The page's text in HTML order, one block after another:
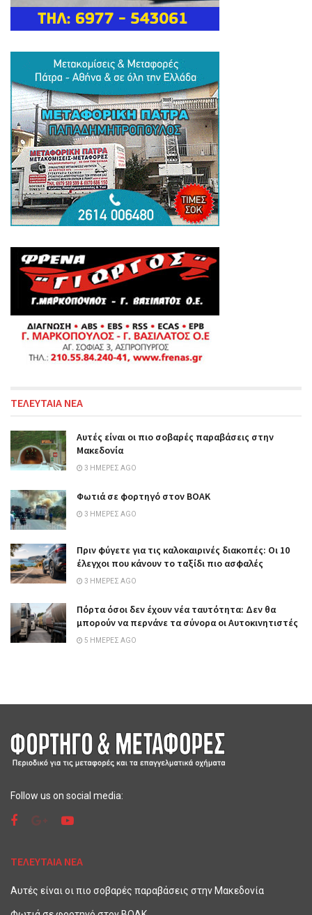
ΤΕΛΕΥΤΑΙΑ ΝΕΑ
Αυτές είναι οι πιο σοβαρές παραβάσεις στην
Μακεδονία
3 ΗΜΈΡΕΣ AGO
Φωτιά σε φορτηγό στον ΒΟΑΚ
3 ΗΜΈΡΕΣ AGO
Πριν φύγετε για τις καλοκαιρινές διακοπές: Οι 10
έλεγχοι που κάνουν το ταξίδι πιο ασφαλές
3 ΗΜΈΡΕΣ AGO
Πόρτα όσοι δεν έχουν νέα ταυτότητα: Δεν θα
μπορούν να περνάνε τα σύνορα οι Αυτοκινητιστές
5 ΗΜΈΡΕΣ AGO
Follow us on social media:
ΤΕΛΕΥΤΑΙΑ ΝΕΑ
Αυτές είναι οι πιο σοβαρές παραβάσεις στην Μακεδονία